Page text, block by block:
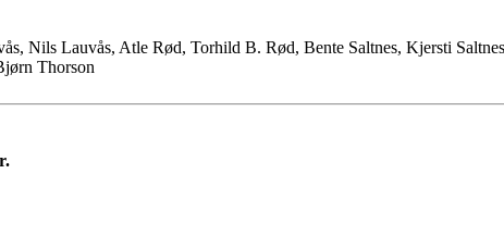
Nils Lauvås, Atle Rød, Torhild B. Rød, Bente Saltnes, Kjersti
Thorson